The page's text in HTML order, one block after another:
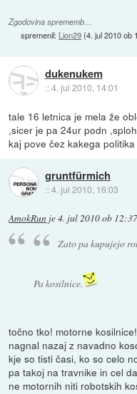
Zgodovina sprememb…
spremenil: Lion29(4. jul 2010 ob
dukenukem
::4. jul 2010, 14:01
tale 16 letnica je mela že
,sicer je pa 24ur podn
kaj pove čez kakega
gruntfürmich
::4. jul 2010, 16:03
AmokRun je4. jul 2010 ob 12:37
Zato pa kupujejo
Pa kosilnice.
točno tko! motorne
nagnal nazaj z navadno
kje so tisti časi, ko so celo
pa takoj na travnike in cel
ne motornih niti robotskih